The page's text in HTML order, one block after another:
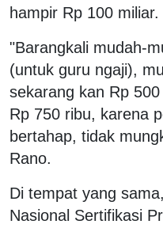
hampir Rp 100 miliar.
"Barangkali mudah-
(untuk guru ngaji),
sekarang kan Rp
Rp 750 ribu, karena
bertahap, tidak
Rano.
Di tempat yang
Nasional Sertifikasi